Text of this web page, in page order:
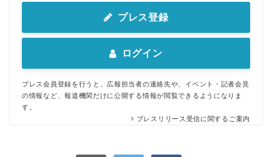
プレス登録
ログイン
プレス会員登録を行うと、広報担当者の連絡先や、イベント・記者会見
の情報など、報道機関だけに公開する情報が閲覧できるようになりま
す。
プレスリリース受信に関するご案内